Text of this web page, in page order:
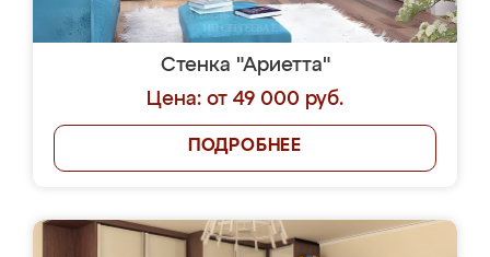
Стенка "Ариетта"
Цена: от 49 000 руб.
ПОДРОБНЕЕ